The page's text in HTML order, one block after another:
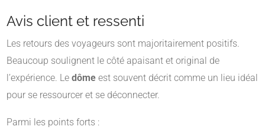
Avis client et ressenti
Les retours des voyageurs sont majoritairement positifs.
Beaucoup soulignent le côté apaisant et original de
l’expérience. Le dôme est souvent décrit comme un lieu idéal
pour se ressourcer et se déconnecter.
Parmi les points forts :